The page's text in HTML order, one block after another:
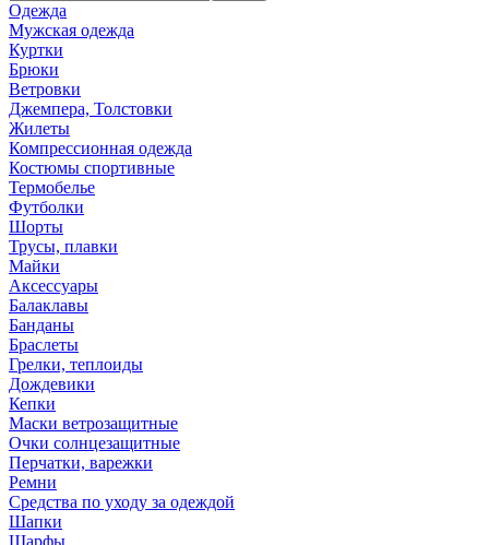
Одежда
Мужская одежда
Куртки
Брюки
Ветровки
Джемпера, Толстовки
Жилеты
Компрессионная одежда
Костюмы спортивные
Термобелье
Футболки
Шорты
Трусы, плавки
Майки
Аксессуары
Балаклавы
Банданы
Браслеты
Грелки, теплоиды
Дождевики
Кепки
Маски ветрозащитные
Очки солнцезащитные
Перчатки, варежки
Ремни
Средства по уходу за одеждой
Шапки
Шарфы